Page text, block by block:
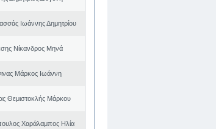
Ιωάννης Δημητρίου
Νίκανδρος Μηνά
Μάρκος Ιωάννη
Θεμιστοκλής Μάρκου
Χαράλαμπος Ηλία